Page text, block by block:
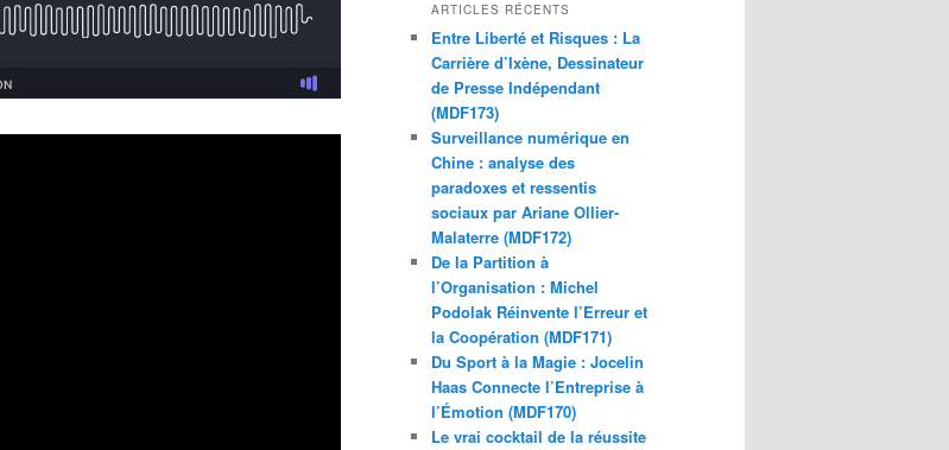
ARTICLES RÉCENTS
Entre Liberté et Risques : La
Carrière d’Ixène, Dessinateur
de Presse Indépendant
(MDF173)
Surveillance numérique en
Chine : analyse des
paradoxes et ressentis
sociaux par Ariane Ollier-
Malaterre (MDF172)
De la Partition à
l’Organisation : Michel
Podolak Réinvente l’Erreur et
la Coopération (MDF171)
Du Sport à la Magie : Jocelin
Haas Connecte l’Entreprise à
l’Émotion (MDF170)
Le vrai cocktail de la réussite